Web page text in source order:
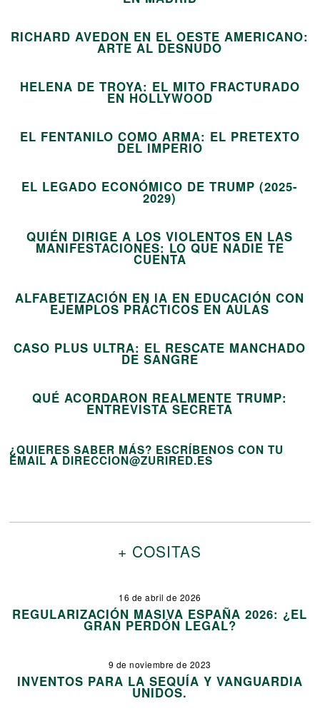
RICHARD AVEDON EN EL OESTE AMERICANO:
ARTE AL DESNUDO
HELENA DE TROYA: EL MITO FRACTURADO
EN HOLLYWOOD
EL FENTANILO COMO ARMA: EL PRETEXTO
DEL IMPERIO
EL LEGADO ECONÓMICO DE TRUMP (2025-
2029)
QUIÉN DIRIGE A LOS VIOLENTOS EN LAS
MANIFESTACIONES: LO QUE NADIE TE
CUENTA
ALFABETIZACIÓN EN IA EN EDUCACIÓN CON
EJEMPLOS PRÁCTICOS EN AULAS
CASO PLUS ULTRA: EL RESCATE MANCHADO
DE SANGRE
QUÉ ACORDARON REALMENTE TRUMP:
ENTREVISTA SECRETA
¿QUIERES SABER MÁS? ESCRÍBENOS CON TU
EMAIL A DIRECCION@ZURIRED.ES
+ COSITAS
16 de abril de 2026
REGULARIZACIÓN MASIVA ESPAÑA 2026: ¿EL
GRAN PERDÓN LEGAL?
9 de noviembre de 2023
INVENTOS PARA LA SEQUÍA Y VANGUARDIA
UNIDOS.